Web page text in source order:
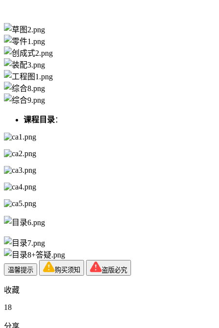
课程目录：
温馨提示 购买须知 盗版必究
收藏
18
分享